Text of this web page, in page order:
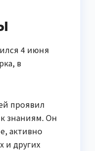
4 июня
в
проявил
знаниям. Он
активно
и других